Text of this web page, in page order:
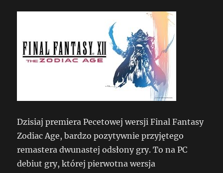
Dzisiaj premiera Pecetowej wersji Final Fantasy
Zodiac Age, bardzo pozytywnie przyjętego
remastera dwunastej odsłony gry. To na PC
debiut gry, której pierwotna wersja